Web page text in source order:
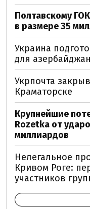
Полтавскому
в размере 35
Украина
для
Укрпочта
Краматорске
Крупнейшие
Rozetka от
миллиардов
Нелегальное
Кривом Роге:
участников